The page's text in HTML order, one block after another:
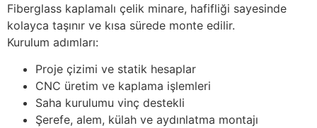
Fiberglass kaplamalı çelik minare, hafifliği sayesinde
kolayca taşınır ve kısa sürede monte edilir.
Kurulum adımları:
Proje çizimi ve statik hesaplar
CNC üretim ve kaplama işlemleri
Saha kurulumu vinç destekli
Şerefe, alem, külah ve aydınlatma montajı